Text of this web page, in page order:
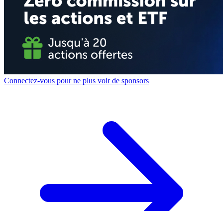
Connectez-vous pour ne plus voir de sponsors